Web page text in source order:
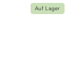
Auf Lager